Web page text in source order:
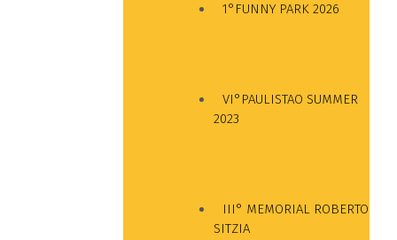
1°FUNNY PARK 2026
VI°PAULISTAO SUMMER
2023
III° MEMORIAL ROBERTO
SITZIA